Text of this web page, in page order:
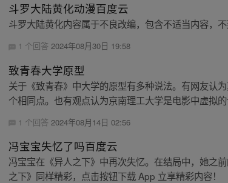
斗罗大陆黄化动漫百度云
斗罗大陆黄化内容属于不良改编，包含不适当内容，不
1 个回答2024年08月30日 19:58
致青春大学原型
关于《致青春》中大学的原型有多种说法。有网友认
个相同点。也有观点认为京南理工大学是电影中虚拟
1 个回答 2024年08月14日 02:56
冯宝宝失忆了吗百度云
冯宝宝在《异人之下》中再次失忆。在结局中，她之
之下》同样精彩，点击按钮下载 App 立享精彩内容！